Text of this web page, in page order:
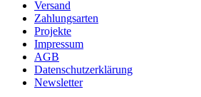
Versand
Zahlungsarten
Projekte
Impressum
AGB
Datenschutzerklärung
Newsletter